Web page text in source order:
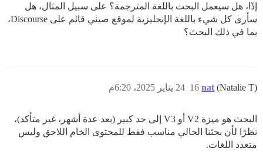
إذًا، هل سيعمل البحث باللغة المترجمة؟ على سبيل المثال، هل
سأرى كل شيء باللغة الإنجليزية لموقع صيني قائم على Discourse،
بما في ذلك البحث؟
nat (Natalie T) 24 يناير 2025، 6:20م 16
البحث هو ميزة V2 أو V3 إلى حد كبير (بعد عدة أشهر، غير متأكد)،
نظرًا لأن بحثنا الحالي مناسب فقط للمحتوى الخام اللاحق وليس
متعدد اللغات.